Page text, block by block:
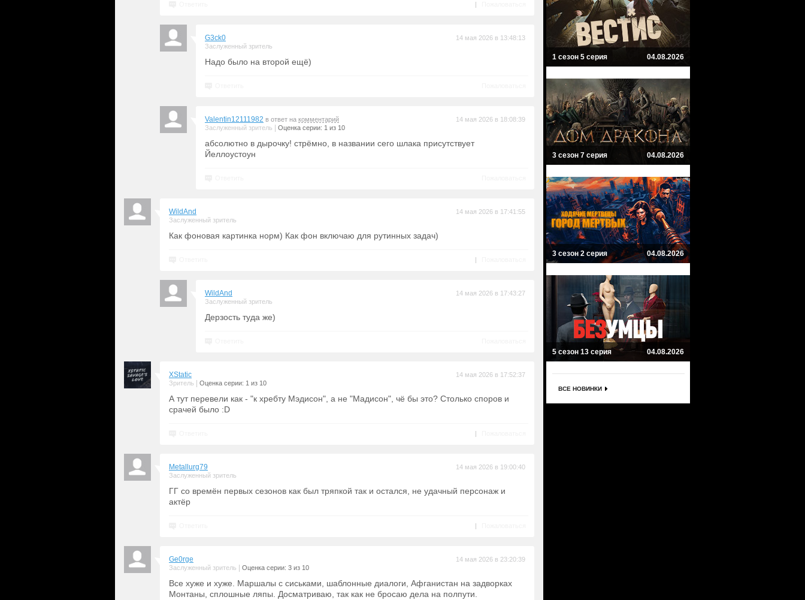
|
G3ck0
Заслуженный зритель
14 мая 2026 в 13:48:13
Надо было на второй ещё)
Valentin12111982 в ответ на комментарий
Заслуженный зритель
Оценка серии: 1 из 10
14 мая 2026 в 18:08:39
абсолютно в дырочку! стрёмно, в названии сего шлака присутствует
Йеллоустоун
WildAnd
Заслуженный зритель
14 мая 2026 в 17:41:55
Как фоновая картинка норм) Как фон включаю для рутинных задач)
|
WildAnd
Заслуженный зритель
14 мая 2026 в 17:43:27
Дерзость туда же)
XStatic
Зритель Оценка серии: 1 из 10
14 мая 2026 в 17:52:37
А тут перевели как - "к хребту Мэдисон", а не "Мадисон", чё бы это? Столько споров и
срачей было :D
|
Metallurg79
Заслуженный зритель
14 мая 2026 в 19:00:40
ГГ со времён первых сезонов как был тряпкой так и остался, не удачный персонаж и
актёр
|
Ge0rge
Заслуженный зритель Оценка серии: 3 из 10
14 мая 2026 в 23:20:39
Все хуже и хуже. Маршалы с сиськами, шаблонные диалоги, Афганистан на задворках
Монтаны, сплошные ляпы. Досматриваю, так как не бросаю дела на полпути.
1 сезон 5 серия 04.08.2026
3 сезон 7 серия 04.08.2026
3 сезон 2 серия 04.08.2026
5 сезон 13 серия 04.08.2026
ВСЕ НОВИНКИ